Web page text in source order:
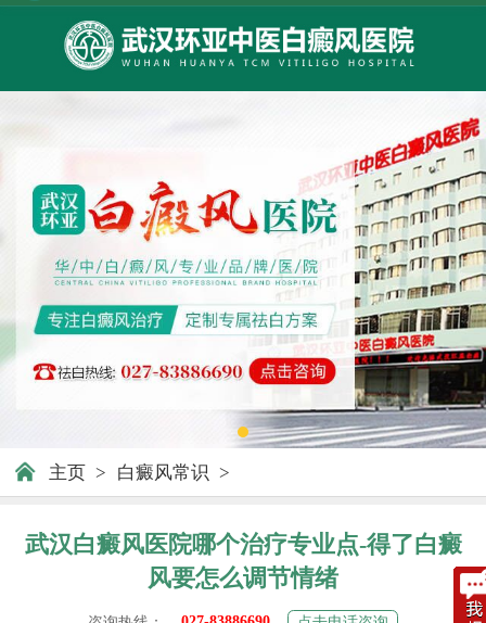
主页 > 白癜风常识 >
武汉白癜风医院哪个治疗专业点-得了白癜
风要怎么调节情绪